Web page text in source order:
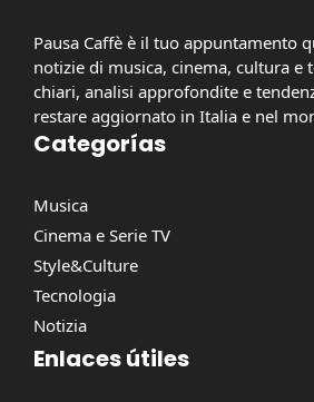
Pausa Caffè è il tuo appuntamento
notizie di musica, cinema, cultura e
chiari, analisi approfondite e
restare aggiornato in Italia e nel
Categorías
Musica
Cinema e Serie TV
Style&Culture
Tecnologia
Notizia
Enlaces útiles